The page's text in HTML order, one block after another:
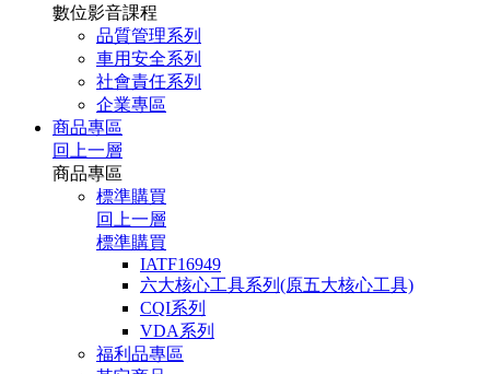
數位影音課程
品質管理系列
車用安全系列
社會責任系列
企業專區
商品專區
回上一層
商品專區
標準購買
回上一層
標準購買
IATF16949
六大核心工具系列(原五大核心工具)
CQI系列
VDA系列
福利品專區